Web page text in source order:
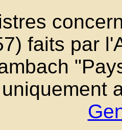
faits par